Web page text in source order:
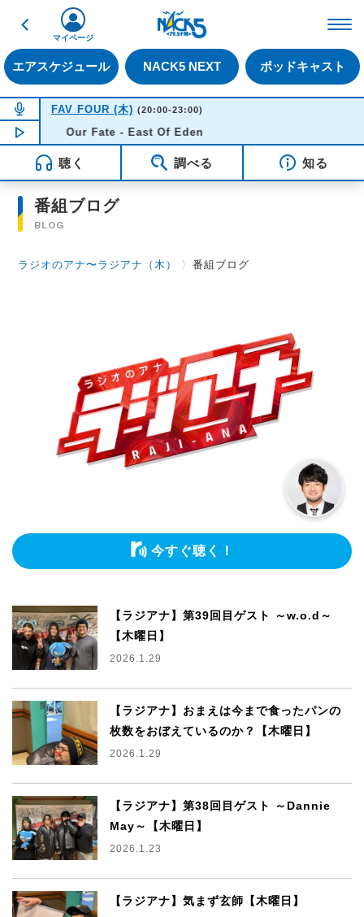
戻る
エアスケジュール NACK5 NEXT ポッドキャスト
マイページ
NOW ON AIR
FAV FOUR (木) (20:00-23:00)
NOW PLAYING 22:47
Our Fate - East Of Eden
聴く 調べる 知る
番組ブログ
BLOG
ラジオのアナ〜ラジアナ（木） 〉番組ブログ
今すぐ聴く！
【ラジアナ】第39回目ゲスト ～w.o.d～
【木曜日】
2026.1.29
【ラジアナ】おまえは今まで食ったパンの
枚数をおぼえているのか？【木曜日】
2026.1.29
【ラジアナ】第38回目ゲスト ～Dannie
May～【木曜日】
2026.1.23
【ラジアナ】気まず玄師【木曜日】